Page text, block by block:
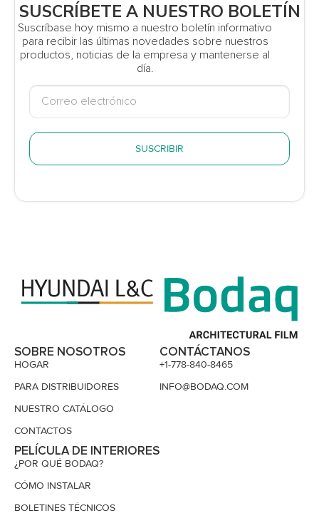
SUSCRÍBETE A NUESTRO BOLETÍN
Suscríbase hoy mismo a nuestro boletín informativo
para recibir las últimas novedades sobre nuestros
productos, noticias de la empresa y mantenerse al
día.
SUSCRIBIR
SOBRE NOSOTROS
HOGAR
PARA DISTRIBUIDORES
NUESTRO CATÁLOGO
CONTACTOS
PELÍCULA DE INTERIORES
¿POR QUÉ BODAQ?
CÓMO INSTALAR
BOLETINES TÉCNICOS
CONTÁCTANOS
+1-778-840-8465
INFO@BODAQ.COM